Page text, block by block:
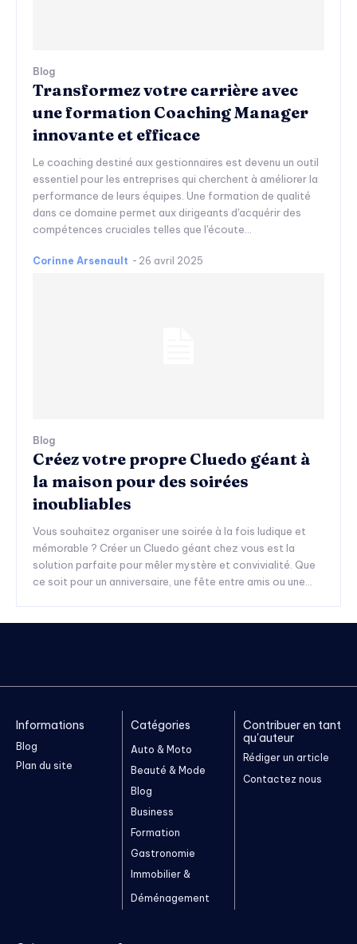
Blog
Transformez votre carrière avec
une formation Coaching Manager
innovante et efficace
Le coaching destiné aux gestionnaires est devenu un outil
essentiel pour les entreprises qui cherchent à améliorer la
performance de leurs équipes. Une formation de qualité
dans ce domaine permet aux dirigeants d'acquérir des
compétences cruciales telles que l'écoute...
Corinne Arsenault - 26 avril 2025
Blog
Créez votre propre Cluedo géant à
la maison pour des soirées
inoubliables
Vous souhaitez organiser une soirée à la fois ludique et
mémorable ? Créer un Cluedo géant chez vous est la
solution parfaite pour mêler mystère et convivialité. Que
ce soit pour un anniversaire, une fête entre amis ou une...
Informations
Blog
Plan du site
Catégories
Auto & Moto
Beauté & Mode
Blog
Business
Formation
Gastronomie
Immobilier &
Déménagement
Contribuer en tant
qu'auteur
Rédiger un article
Contactez nous